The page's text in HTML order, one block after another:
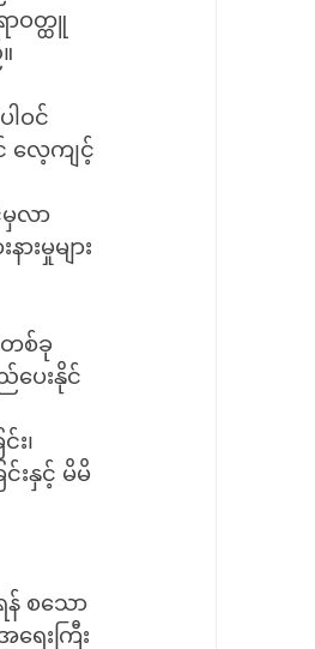
ာဝတ္ထူ
ဝင်
လေ့ကျင့်
မှလာ
းမှုများ
တစ်ခု
ပေးနိုင်
း၊
းနှင့် မိမိ
စသော
ေးကြီး